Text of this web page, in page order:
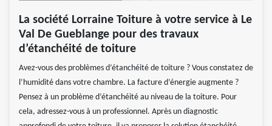
La société Lorraine Toiture à votre service à Le
Val De Gueblange pour des travaux
d’étanchéité de toiture
Avez-vous des problèmes d’étanchéité de toiture ? Vous constatez de
l’humidité dans votre chambre. La facture d’énergie augmente ?
Pensez à un problème d’étanchéité au niveau de la toiture. Pour
cela, adressez-vous à un professionnel. Après un diagnostic